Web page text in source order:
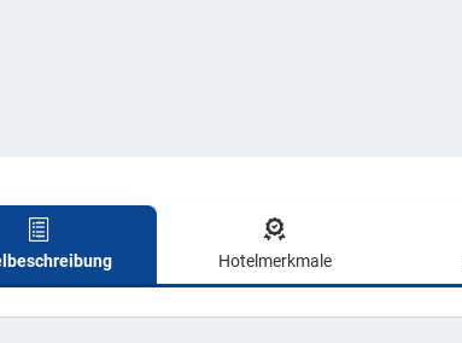
Hotelmerkmale